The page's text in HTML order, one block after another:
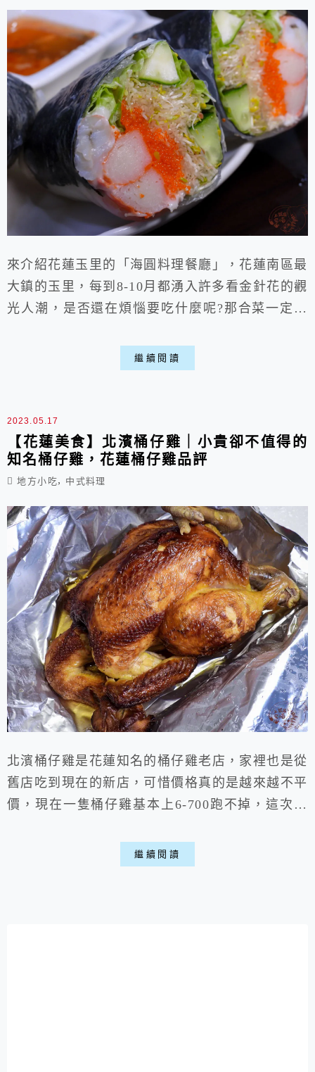
來介紹花蓮玉里的「海圓料理餐廳」，花蓮南區最
大鎮的玉里，每到8-10月都湧入許多看金針花的觀
光人潮，是否還在煩惱要吃什麼呢?那合菜一定要
一個人300-400就能吃好飽，店內還有免費的豬油
繼續閱讀
2023.05.17
【花蓮美食】北濱桶仔雞｜小貴卻不值得的
知名桶仔雞，花蓮桶仔雞品評
地方小吃, 中式料理
北濱桶仔雞是花蓮知名的桶仔雞老店，家裡也是從
舊店吃到現在的新店，可惜價格真的是越來越不平
價，現在一隻桶仔雞基本上6-700跑不掉，這次試
味道依然不錯，但份量真的有減少的感覺，真不知
該感嘆物價上漲，還是時代的變遷喵。
繼續閱讀